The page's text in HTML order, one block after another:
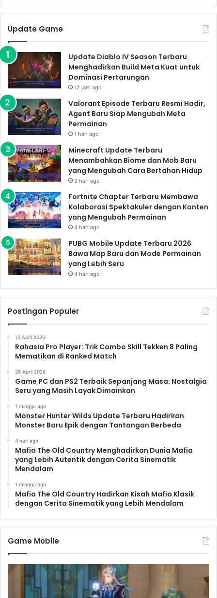
Update Game
Update Diablo IV Season Terbaru
Menghadirkan Build Meta Kuat untuk
Dominasi Pertarungan
12 jam ago
Valorant Episode Terbaru Resmi Hadir,
Agent Baru Siap Mengubah Meta
Permainan
1 hari ago
Minecraft Update Terbaru
Menambahkan Biome dan Mob Baru
yang Mengubah Cara Bertahan Hidup
3 hari ago
Fortnite Chapter Terbaru Membawa
Kolaborasi Spektakuler dengan Konten
yang Mengubah Permainan
4 hari ago
PUBG Mobile Update Terbaru 2026
Bawa Map Baru dan Mode Permainan
yang Lebih Seru
4 hari ago
Postingan Populer
10 April 2026
Rahasia Pro Player: Trik Combo Skill Tekken 8 Paling
Mematikan di Ranked Match
26 April 2026
Game PC dan PS2 Terbaik Sepanjang Masa: Nostalgia
Seru yang Masih Layak Dimainkan
1 minggu ago
Monster Hunter Wilds Update Terbaru Hadirkan
Monster Baru Epik dengan Tantangan Berbeda
4 hari ago
Mafia The Old Country Menghadirkan Dunia Mafia
yang Lebih Autentik dengan Cerita Sinematik
Mendalam
1 minggu ago
Mafia The Old Country Hadirkan Kisah Mafia Klasik
dengan Cerita Sinematik yang Lebih Mendalam
Game Mobile